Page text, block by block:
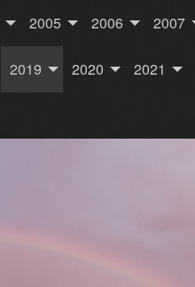
2005 2006 2007
2019 2020 2021